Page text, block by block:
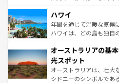
着のスイス情報は
のような巨大都市は、観
ンメントが詰まった刺激
西部には大自然が広がり
部のニューオーリンズで
文化が魅力。旅行者はア
しみながら、その多様性
るだろう。車でのロード
ハワイ
年間を通じて温暖な気候
ハワイは、どの島も独自
ワイ島は見逃せない。ま
島だが、静かな自然を求
おすすめ。エメラルドグ
文化や歴史が息づいてい
オーストラリアの基
光スポット
オーストラリアは、壮大
シドニーのシンボルであ